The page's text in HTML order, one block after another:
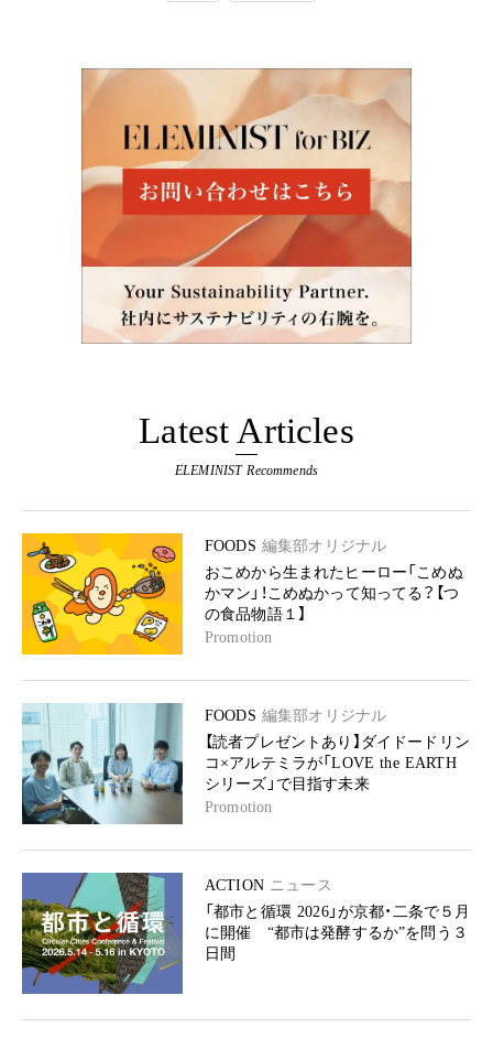
Latest Articles
ELEMINIST Recommends
FOODS 編集部オリジナル
おこめから生まれたヒーロー「こめぬ
かマン」！こめぬかって知ってる？【つ
の食品物語１】
Promotion
FOODS 編集部オリジナル
【読者プレゼントあり】ダイドードリン
コ×アルテミラが「LOVE the EARTH
シリーズ」で目指す未来
Promotion
ACTION ニュース
「都市と循環 2026」が京都・二条で５月
に開催 “都市は発酵するか”を問う３
日間